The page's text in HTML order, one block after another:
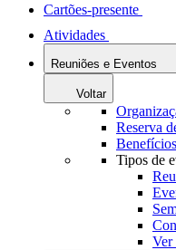
Cartões-presente
Atividades
Reuniões e Eventos
Voltar
Reserva
Tipos de
Ver